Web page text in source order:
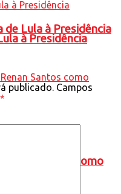
Lula à Presidência
Renan Santos como
à Presidência
publicado. Campos
*